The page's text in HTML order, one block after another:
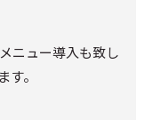
ニュー導入も致し
。